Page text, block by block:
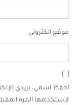
موقع الكتروني
احفظ اسمي، بريدي
لاستخدامها المرة